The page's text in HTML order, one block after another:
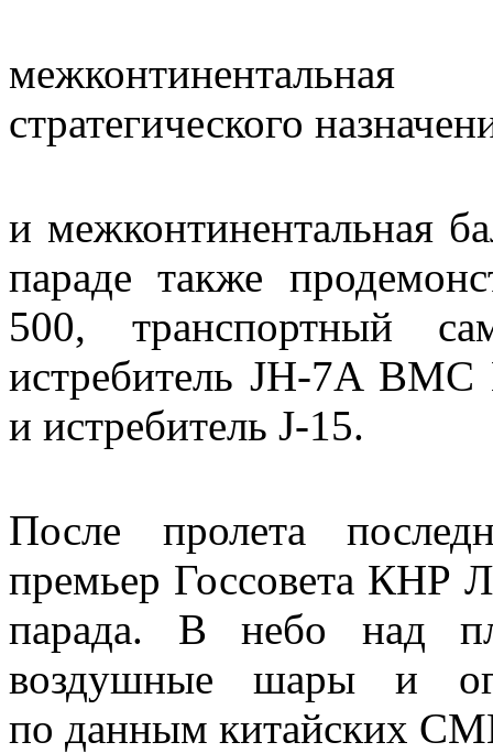
стратегического
и межконтинентальная
параде также
500, транспортный
истребитель JH-7A
и истребитель J-15.
После пролета
премьер Госсовета КНР
парада. В небо над
воздушные шары и
по данным китайских